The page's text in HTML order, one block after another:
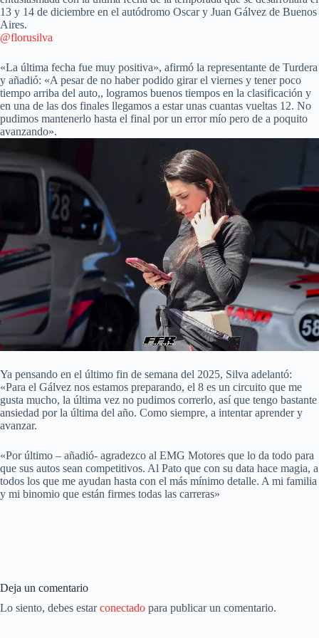
13 y 14 de diciembre en el autódromo Oscar y Juan Gálvez de Buenos
Aires.
@florusilva
«La última fecha fue muy positiva», afirmó la representante de Turdera
y añadió: «A pesar de no haber podido girar el viernes y tener poco
tiempo arriba del auto,, logramos buenos tiempos en la clasificación y
en una de las dos finales llegamos a estar unas cuantas vueltas 12. No
pudimos mantenerlo hasta el final por un error mío pero de a poquito
avanzando».
Ya pensando en el último fin de semana del 2025, Silva adelantó:
«Para el Gálvez nos estamos preparando, el 8 es un circuito que me
gusta mucho, la última vez no pudimos correrlo, así que tengo bastante
ansiedad por la última del año. Como siempre, a intentar aprender y
avanzar.
«Por último – añadió- agradezco al EMG Motores que lo da todo para
que sus autos sean competitivos. Al Pato que con su data hace magia, a
todos los que me ayudan hasta con el más mínimo detalle. A mi familia
y mi binomio que están firmes todas las carreras»
Deja un comentario
Lo siento, debes estarconectado para publicar un comentario.